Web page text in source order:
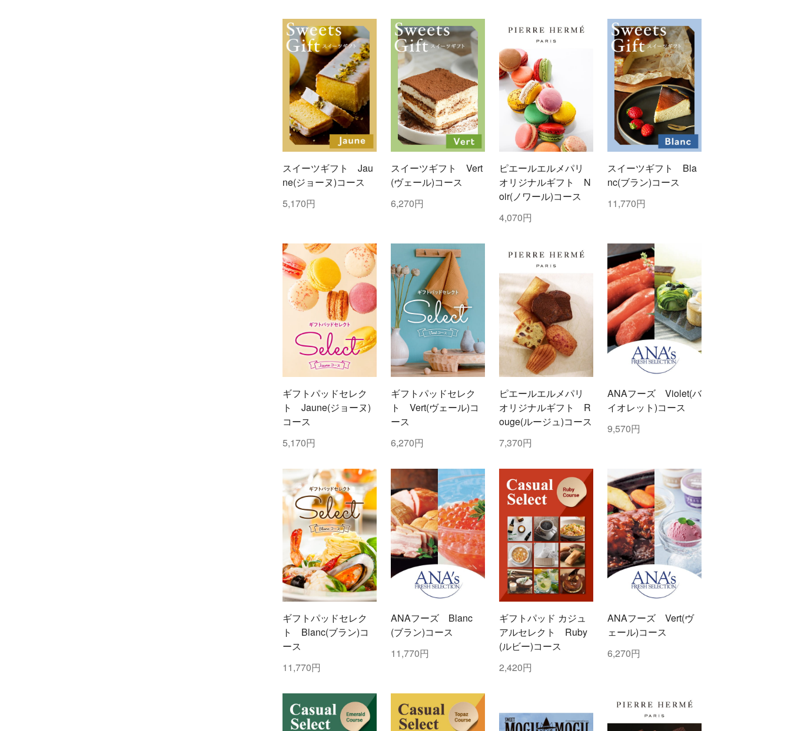
スイーツギフト Jau
ne(ジョーヌ)コース
5,170円
スイーツギフト Vert
(ヴェール)コース
6,270円
ピエールエルメパリ
オリジナルギフト N
oir(ノワール)コース
4,070円
スイーツギフト Bla
nc(ブラン)コース
11,770円
ギフトパッドセレク
ト Jaune(ジョーヌ)
コース
5,170円
ギフトパッドセレク
ト Vert(ヴェール)コ
ース
6,270円
ピエールエルメパリ
オリジナルギフト R
ouge(ルージュ)コース
7,370円
ANAフーズ Violet(バ
イオレット)コース
9,570円
ギフトパッドセレク
ト Blanc(ブラン)コ
ース
11,770円
ANAフーズ Blanc
(ブラン)コース
11,770円
ギフトパッド カジュ
アルセレクト Ruby
(ルビー)コース
2,420円
ANAフーズ Vert(ヴ
ェール)コース
6,270円